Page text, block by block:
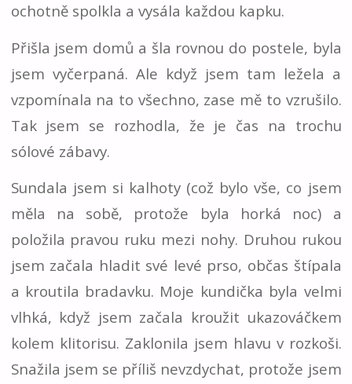
ochotně spolkla a vysála každou kapku.
Přišla jsem domů a šla rovnou do postele, byla
jsem vyčerpaná. Ale když jsem tam ležela a
vzpomínala na to všechno, zase mě to vzrušilo.
Tak jsem se rozhodla, že je čas na trochu
sólové zábavy.
Sundala jsem si kalhoty (což bylo vše, co jsem
měla na sobě, protože byla horká noc) a
položila pravou ruku mezi nohy. Druhou rukou
jsem začala hladit své levé prso, občas štípala
a kroutila bradavku. Moje kundička byla velmi
vlhká, když jsem začala kroužit ukazováčkem
kolem klitorisu. Zaklonila jsem hlavu v rozkoši.
Snažila jsem se příliš nevzdychat, protože jsem